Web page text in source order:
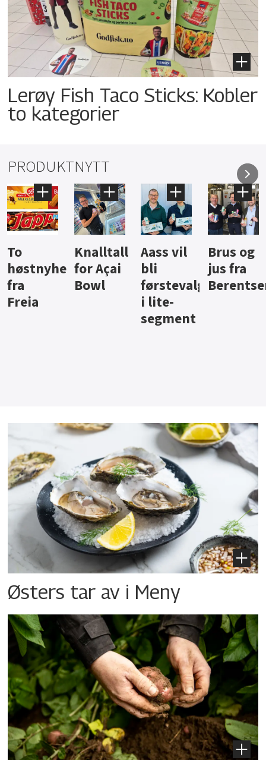
Lerøy Fish Taco Sticks: Kobler
to kategorier
PRODUKTNYTT
Knalltall
for Açai
Bowl
Aass vil
bli
førstevalg
Brus og
jus fra
Berentsen
Hard
iste fra
Hansa
Østers tar av i Meny